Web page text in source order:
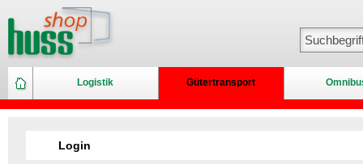
Logistik Gütertransport
Login